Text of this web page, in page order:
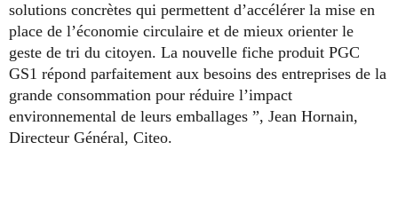
solutions concrètes qui permettent d’accélérer la mise en
place de l’économie circulaire et de mieux orienter le
geste de tri du citoyen. La nouvelle fiche produit PGC
GS1 répond parfaitement aux besoins des entreprises de la
grande consommation pour réduire l’impact
environnemental de leurs emballages ”, Jean Hornain,
Directeur Général, Citeo.